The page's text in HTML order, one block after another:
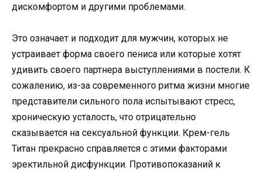
дискомфортом и другими проблемами.
Это означает и подходит для мужчин, которых не
устраивает форма своего пениса или которые хотят
удивить своего партнера выступлениями в постели. К
сожалению, из-за современного ритма жизни многие
представители сильного пола испытывают стресс,
хроническую усталость, что отрицательно
сказывается на сексуальной функции. Крем-гель
Титан прекрасно справляется с этими факторами
эректильной дисфункции. Противопоказаний к